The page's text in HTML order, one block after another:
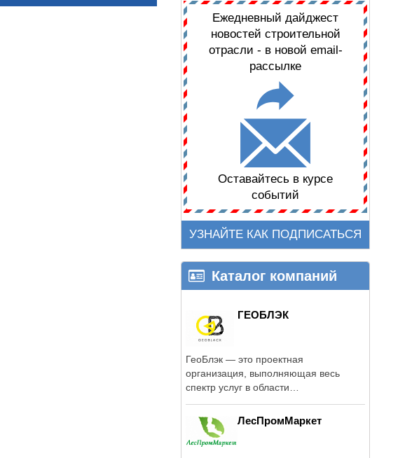
Ежедневный дайджест
новостей строительной
отрасли - в новой email-
рассылке
Оставайтесь в курсе
событий
УЗНАЙТЕ КАК ПОДПИСАТЬСЯ
Каталог компаний
ГЕОБЛЭК
ГеоБлэк — это проектная
организация, выполняющая весь
спектр услуг в области
ЛесПромМаркет